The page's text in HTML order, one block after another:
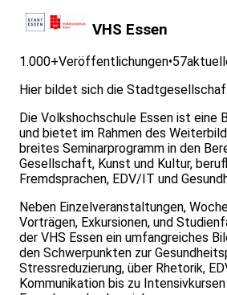
VHS Essen
1.000+Veröffentlichungen•57
Hier bildet sich die
Die Volkshochschule Essen ist eine
und bietet im Rahmen des
breites Seminarprogramm in den
Gesellschaft, Kunst und Kultur,
Fremdsprachen, EDV/IT und
Neben Einzelveranstaltungen,
Vorträgen, Exkursionen, und
der VHS Essen ein umfangreiches
den Schwerpunkten zur
Stressreduzierung, über Rhetorik,
Kommunikation bis zu